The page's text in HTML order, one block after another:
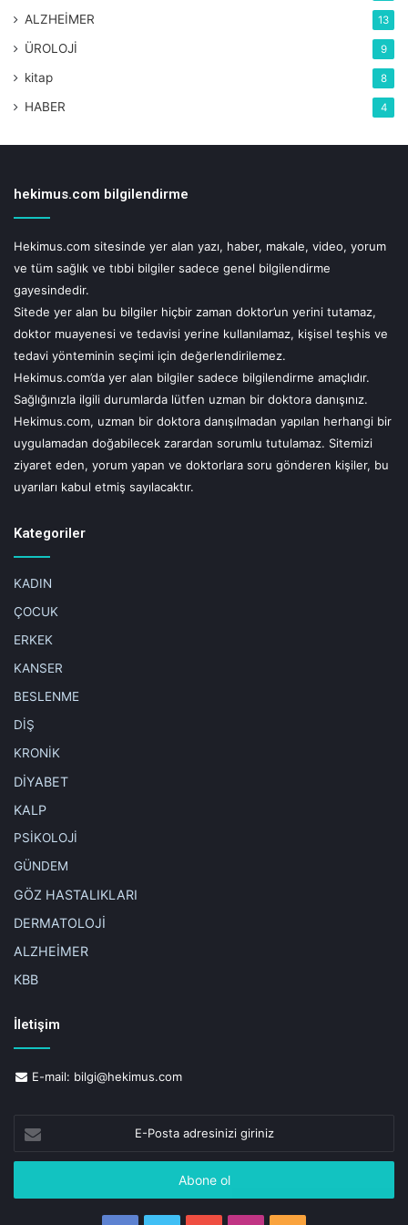
eden, yorum yapan ve doktorlara soru gönderen kişiler, bu uyarıları kabul
ALZHEİMER 13
ÜROLOJİ 9
kitap 8
HABER 4
hekimus.com bilgilendirme
Hekimus.com sitesinde yer alan yazı, haber, makale, video, yorum
ve tüm sağlık ve tıbbi bilgiler sadece genel bilgilendirme
gayesindedir.
Sitede yer alan bu bilgiler hiçbir zaman doktor’un yerini tutamaz,
doktor muayenesi ve tedavisi yerine kullanılamaz, kişisel teşhis ve
tedavi yönteminin seçimi için değerlendirilemez.
Hekimus.com’da yer alan bilgiler sadece bilgilendirme amaçlıdır.
Sağlığınızla ilgili durumlarda lütfen uzman bir doktora danışınız.
Hekimus.com, uzman bir doktora danışılmadan yapılan herhangi bir
uygulamadan doğabilecek zarardan sorumlu tutulamaz. Sitemizi
ziyaret eden, yorum yapan ve doktorlara soru gönderen kişiler, bu
uyarıları kabul etmiş sayılacaktır.
Kategoriler
KADIN
ÇOCUK
ERKEK
KANSER
BESLENME
DİŞ
KRONİK
DİYABET
KALP
PSİKOLOJİ
GÜNDEM
GÖZ HASTALIKLARI
DERMATOLOJİ
ALZHEİMER
KBB
İletişim
E-mail: bilgi@hekimus.com
Posta
adresinizi